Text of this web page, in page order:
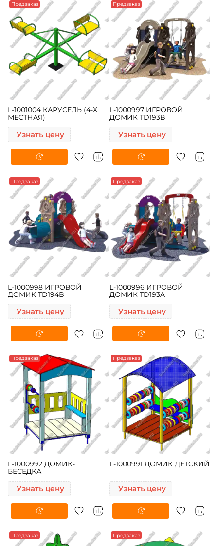
Предзаказ
L-1001004 КАРУСЕЛЬ (4-Х
МЕСТНАЯ)
Узнать цену
Предзаказ
L-1000997 ИГРОВОЙ
ДОМИК TD193B
Узнать цену
Предзаказ
L-1000998 ИГРОВОЙ
ДОМИК TD194B
Узнать цену
Предзаказ
L-1000996 ИГРОВОЙ
ДОМИК TD193A
Узнать цену
Предзаказ
L-1000992 ДОМИК-
БЕСЕДКА
Узнать цену
Предзаказ
L-1000991 ДОМИК ДЕТСКИЙ
Узнать цену
Предзаказ Предзаказ